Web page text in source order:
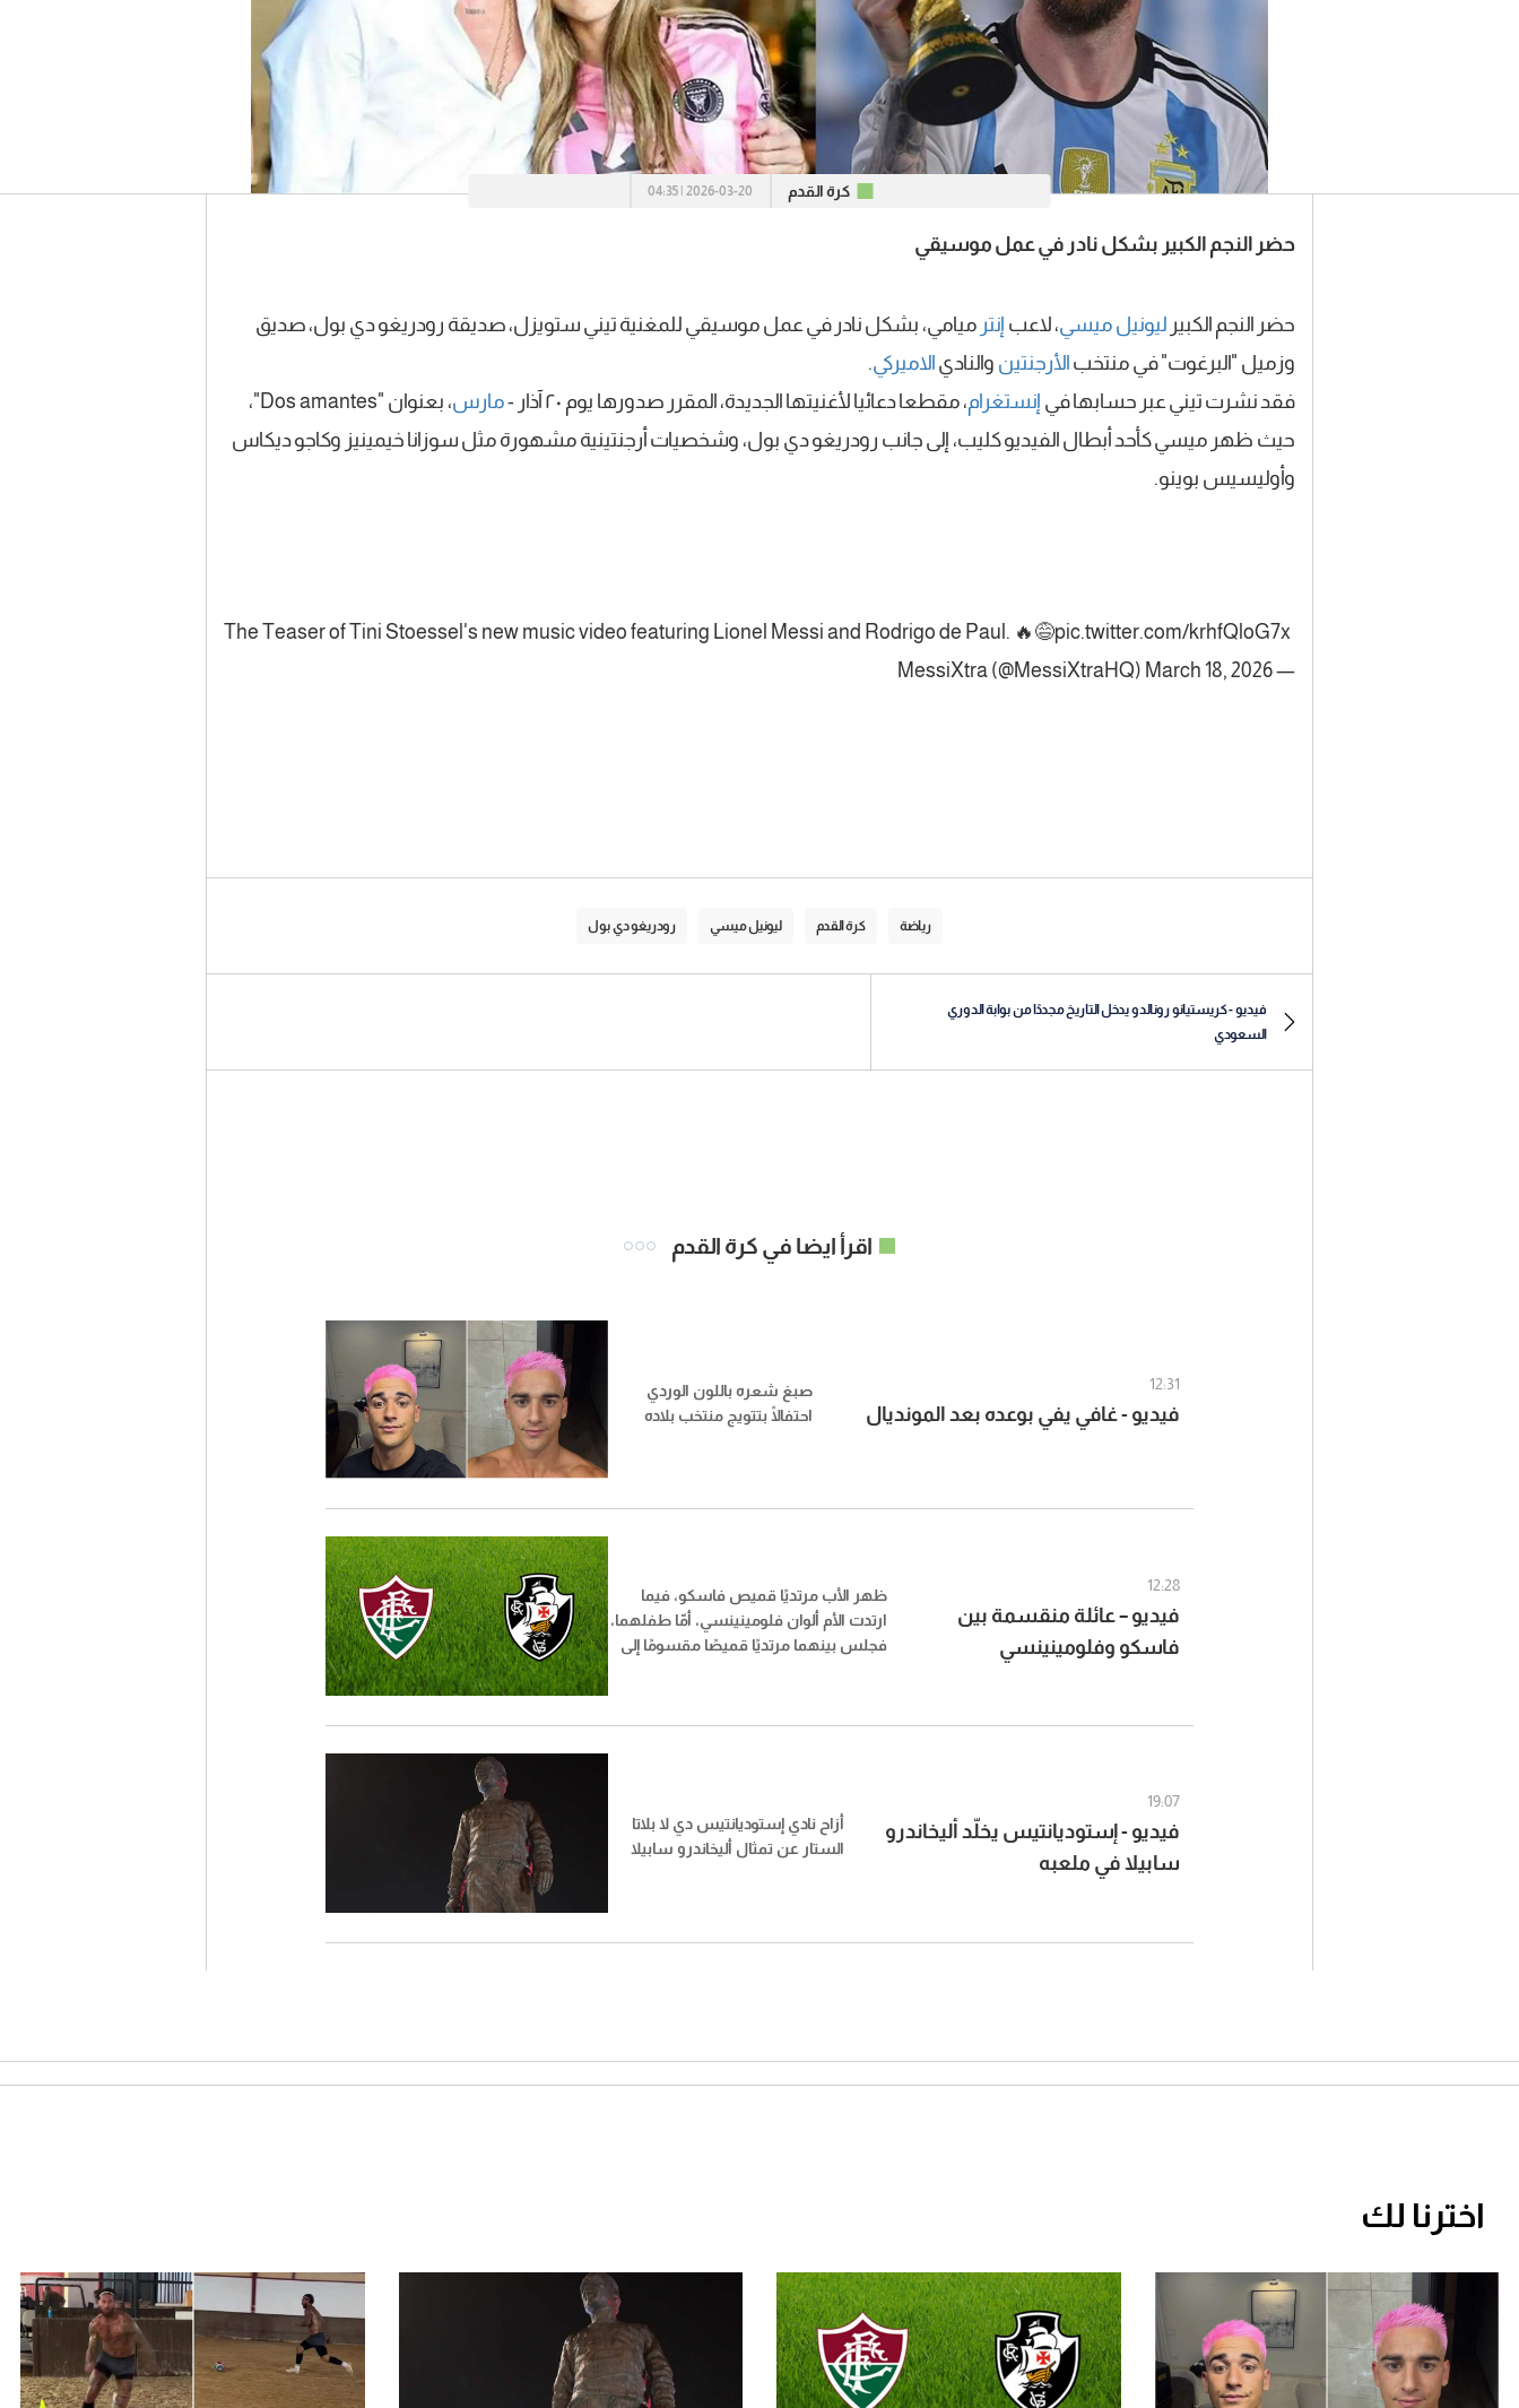
كرة القدم 2026-03-20 | 04:35
حضر النجم الكبير بشكل نادر في عمل موسيقي
حضر النجم الكبير ليونيل ميسي، لاعب إنتر ميامي، بشكل نادر في عمل موسيقي للمغنية تيني ستويزل، صديقة رودريغو دي بول، صديق
وزميل "البرغوت" في منتخب الأرجنتين والنادي الاميركي.
فقد نشرت تيني عبر حسابها في إنستغرام، مقطعا دعائيا لأغنيتها الجديدة، المقرر صدورها يوم ٢٠ آذار - مارس
، بعنوان "Dos amantes"،
حيث ظهر ميسي كأحد أبطال الفيديو كليب، إلى جانب رودريغو دي بول، وشخصيات أرجنتينية مشهورة مثل سوزانا خيمينيز وكاجو ديكاس
وأوليسيس بوينو.
The Teaser of Tini Stoessel's new music video featuring Lionel Messi and Rodrigo de Paul. 🔥😅pic.twitter.com/krhfQloG7x
— MessiXtra (@MessiXtraHQ)
March 18, 2026
رياضة كرة القدم ليونيل ميسي رودريغو دي بول
فيديو - كريستيانو رونالدو يدخل التاريخ مجددًا من بوابة الدوري
السعودي
اقرأ ايضا في كرة القدم
12:31
فيديو - غافي يفي بوعده بعد المونديال
صبغ شعره باللون الوردي
احتفالًا بتتويج منتخب بلاده
12:28
فيديو – عائلة منقسمة بين
فاسكو وفلومينينسي
ظهر الأب مرتديًا قميص فاسكو، فيما
ارتدت الأم ألوان فلومينينسي، أمّا طفلهما،
فجلس بينهما مرتديًا قميصًا مقسومًا إلى
19:07
فيديو - إستوديانتيس يخلّد أليخاندرو
سابيلا في ملعبه
أزاح نادي إستوديانتيس دي لا بلاتا
الستار عن تمثال أليخاندرو سابيلا
اخترنا لك